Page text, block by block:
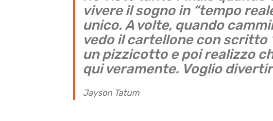
vivere il sogno in “tempo
unico. A volte, quando
vedo il cartellone con scritto
un pizzicotto e poi realizzo
qui veramente. Voglio
Jayson Tatum